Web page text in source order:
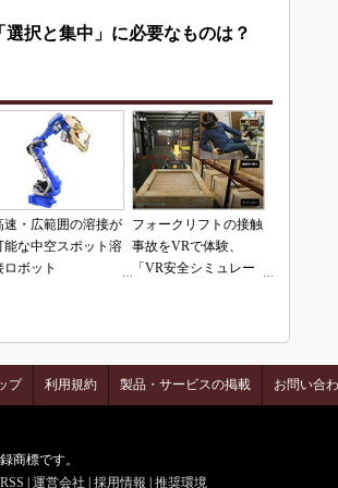
択と集中」に必要なものは？
速・広範囲の溶接が
能な中空スポット溶
ロボット
フォークリフトの接触
事故をVRで体験、
「VR安全シミュレー
プ 利用規約 製品・サービスの掲載 お問い合
商標です。
RSS 運営会社 採用情報 推奨環境